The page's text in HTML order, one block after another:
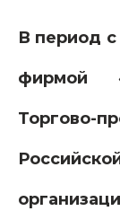
В период с
фирмой